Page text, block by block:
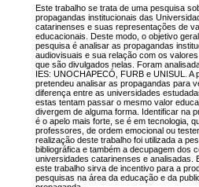
Este trabalho se trata de uma pesquisa
propagandas institucionais das
catarinenses e suas representações de
educacionais. Deste modo, o objetivo
pesquisa é analisar as propagandas
audiovisuais e sua relação com os
que são divulgados nelas. Foram
IES: UNOCHAPECÓ, FURB e UNISUL. A
pretendeu analisar as propagandas para
diferença entre as universidades
estas tentam passar o mesmo valor
divergem de alguma forma. Identificar na
é o apelo mais forte, se é em tecnologia,
professores, de ordem emocional ou
realização deste trabalho foi utilizada a
bibliográfica e também a decupagem dos
universidades catarinenses e analisadas.
este trabalho sirva de incentivo para a
pesquisas na área da educação e da